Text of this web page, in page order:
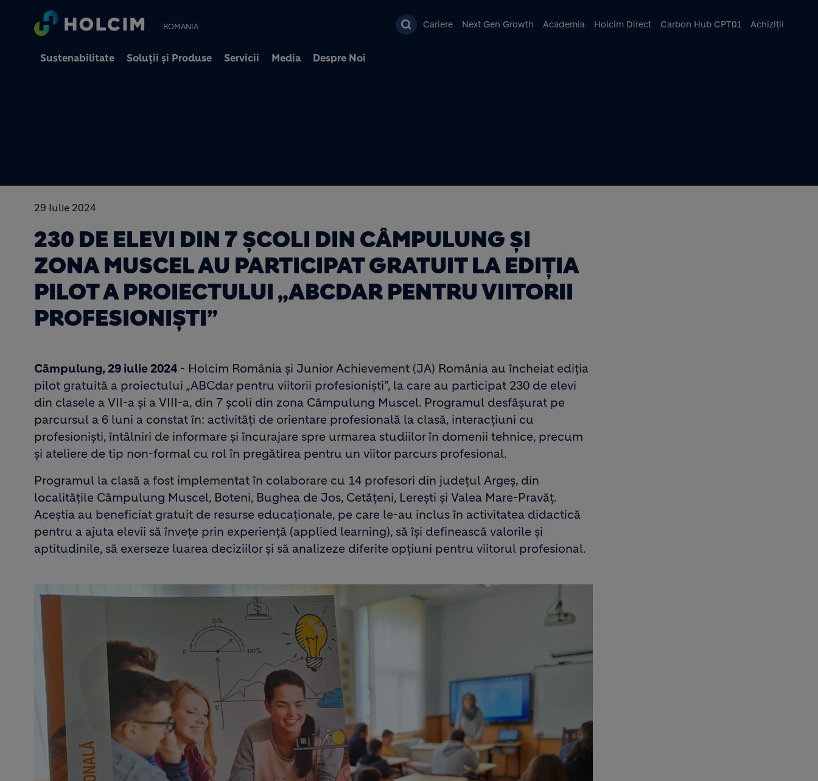
Mergi la conţinutul principal
ROMANIA Cariere Next Gen Growth Academia Holcim Direct Carbon Hub CPT01 Achiziții
Sustenabilitate Soluții și Produse Servicii Media Despre Noi
29 Iulie 2024
230 DE ELEVI DIN 7 ȘCOLI DIN CÂMPULUNG ȘI
ZONA MUSCEL AU PARTICIPAT GRATUIT LA EDIȚIA
PILOT A PROIECTULUI „ABCDAR PENTRU VIITORII
PROFESIONIȘTI”
Câmpulung, 29 iulie 2024 - Holcim România și Junior Achievement (JA) România au încheiat ediția
pilot gratuită a proiectului „ABCdar pentru viitorii profesioniști”, la care au participat 230 de elevi
din clasele a VII-a și a VIII-a, din 7 școli din zona Câmpulung Muscel. Programul desfășurat pe
parcursul a 6 luni a constat în: activități de orientare profesională la clasă, interacțiuni cu
profesioniști, întâlniri de informare și încurajare spre urmarea studiilor în domenii tehnice, precum
și ateliere de tip non-formal cu rol în pregătirea pentru un viitor parcurs profesional.
Programul la clasă a fost implementat în colaborare cu 14 profesori din județul Argeș, din
localitățile Câmpulung Muscel, Boteni, Bughea de Jos, Cetățeni, Lerești și Valea Mare-Pravăț.
Aceștia au beneficiat gratuit de resurse educaționale, pe care le-au inclus în activitatea didactică
pentru a ajuta elevii să învețe prin experiență (applied learning), să își definească valorile și
aptitudinile, să exerseze luarea deciziilor și să analizeze diferite opțiuni pentru viitorul profesional.
Image